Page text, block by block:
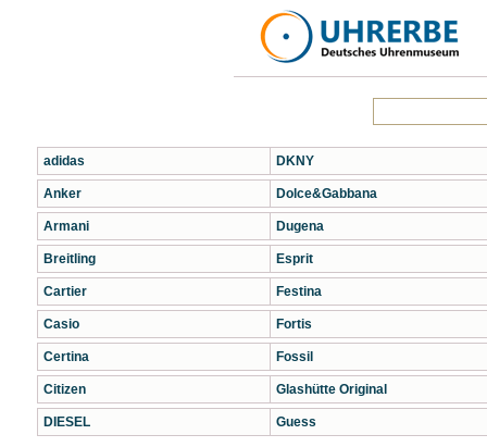
adidas
Anker
Armani
Breitling
Cartier
Casio
Certina
Citizen
DIESEL
DKNY
Dolce&Gabbana
Dugena
Esprit
Festina
Fortis
Fossil
Glashütte Original
Guess